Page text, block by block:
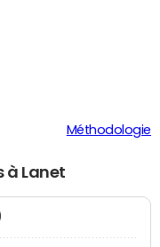
Méthodologie
à Lanet